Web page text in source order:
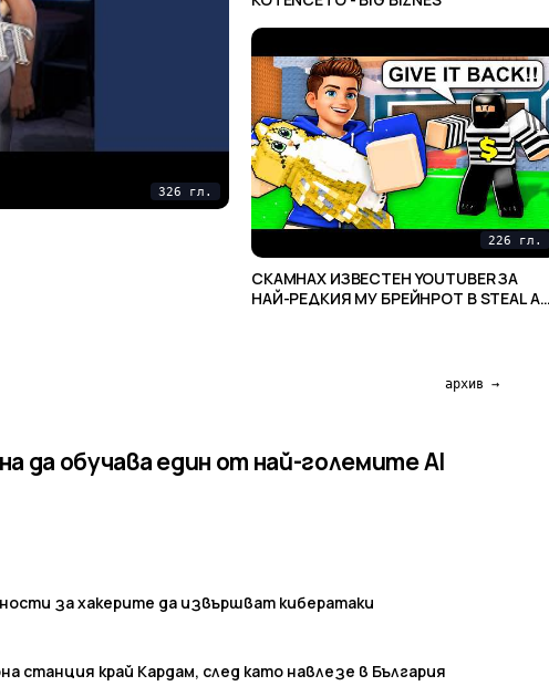
326 гл.
226 гл.
СКАМНАХ ИЗВЕСТЕН YOUTUBER ЗА
НАЙ-РЕДКИЯ МУ БРЕЙНРОТ В STEAL A
архив →
да обучава един от най-големите AI
за хакерите да извършват кибератаки
станция край Кардам, след като навлезе в България